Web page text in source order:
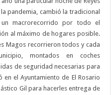
pandemia, cambió la tradicional
macrorecorrido por todo el
al máximo de hogares posible.
Magos recorrieron todos y cada
montados en coches
de seguridad necesarias para
en el Ayuntamiento de El Rosario
Gil para hacerles entrega de